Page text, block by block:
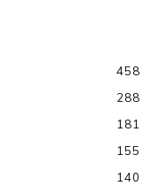
458
288
181
155
140